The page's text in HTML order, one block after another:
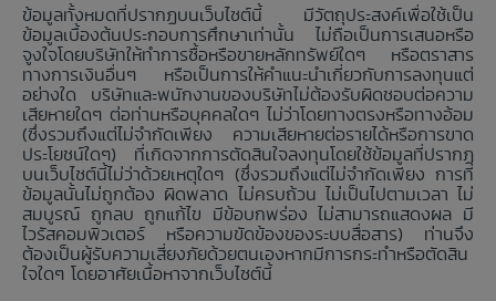
ข้อมูลทั้งหมดที่ปรากฏบนเว็บไซต์นี้ มีวัตถุประสงค์เพื่อใช้เป็น
ข้อมูลเบื้องต้นประกอบการศึกษาเท่านั้น ไม่ถือเป็นการเสนอหรือ
จูงใจโดยบริษัทให้ทำการซื้อหรือขายหลักทรัพย์ใดๆ หรือตราสาร
ทางการเงินอื่นๆ หรือเป็นการให้คำแนะนำเกี่ยวกับการลงทุนแต่
อย่างใด บริษัทและพนักงานของบริษัทไม่ต้องรับผิดชอบต่อความ
เสียหายใดๆ ต่อท่านหรือบุคคลใดๆ ไม่ว่าโดยทางตรงหรือทางอ้อม
(ซึ่งรวมถึงแต่ไม่จำกัดเพียง ความเสียหายต่อรายได้หรือการขาด
ประโยชน์ใดๆ) ที่เกิดจากการตัดสินใจลงทุนโดยใช้ข้อมูลที่ปรากฏ
บนเว็บไซต์นี้ไม่ว่าด้วยเหตุใดๆ (ซึ่งรวมถึงแต่ไม่จำกัดเพียง การที่
ข้อมูลนั้นไม่ถูกต้อง ผิดพลาด ไม่ครบถ้วน ไม่เป็นไปตามเวลา ไม่
สมบูรณ์ ถูกลบ ถูกแก้ไข มีข้อบกพร่อง ไม่สามารถแสดงผล มี
ไวรัสคอมพิวเตอร์ หรือความขัดข้องของระบบสื่อสาร) ท่านจึง
ต้องเป็นผู้รับความเสี่ยงภัยด้วยตนเองหากมีการกระทำหรือตัดสิน
ใจใดๆ โดยอาศัยเนื้อหาจากเว็บไซต์นี้